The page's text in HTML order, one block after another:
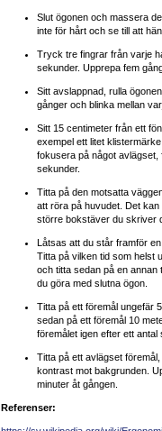
Slut ögonen och massera
inte för hårt och se till att
Tryck tre fingrar från varje
sekunder. Upprepa fem
Sitt avslappnad, rulla
gånger och blinka mellan
Sitt 15 centimeter från ett
exempel ett litet
fokusera på något
sekunder.
Titta på den motsatta
att röra på huvudet. Det
större bokstäver du skriver
Låtsas att du står framför
Titta på vilken tid som helst
och titta sedan på en annan
du göra med slutna ögon.
Titta på ett föremål ungefär
sedan på ett föremål 10
föremålet igen efter ett antal
Titta på ett avlägset
kontrast mot bakgrunden.
minuter åt gången.
Referenser: